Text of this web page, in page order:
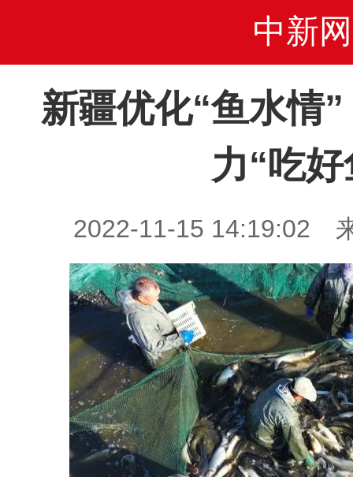
中新网
新疆优化“鱼水情
力“吃好
2022-11-15 14:19:02